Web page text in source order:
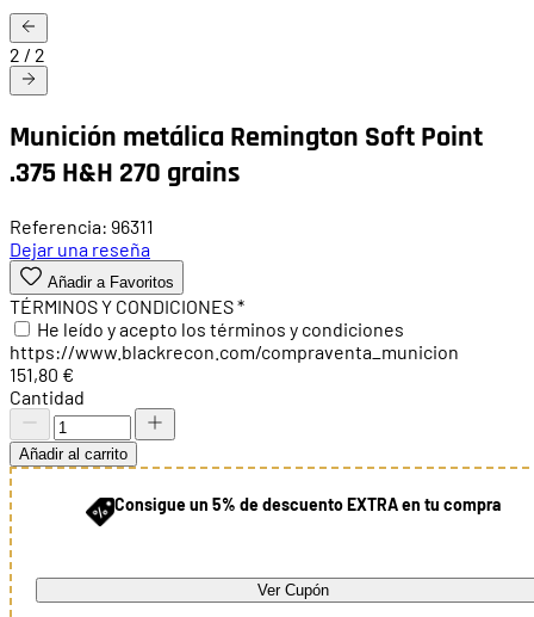
2 / 2
Munición metálica Remington Soft Point
.375 H&H 270 grains
Referencia: 96311
Dejar una reseña
Añadir a Favoritos
TÉRMINOS Y CONDICIONES*
He leído y acepto los términos y condiciones
https://www.blackrecon.com/compraventa_municion
151,80 €
Cantidad
Añadir al carrito
Consigue un 5% de descuento EXTRA en tu compra
Ver Cupón